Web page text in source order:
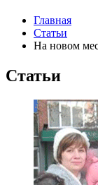
Главная
Статьи
На новом
Статьи